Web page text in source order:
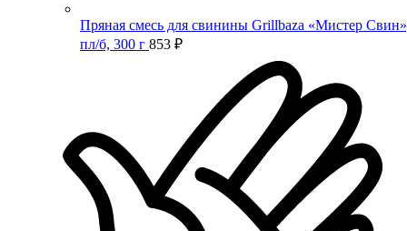
Пряная смесь для свинины Grillbaza «Мистер
пл/б, 300 г 853 ₽